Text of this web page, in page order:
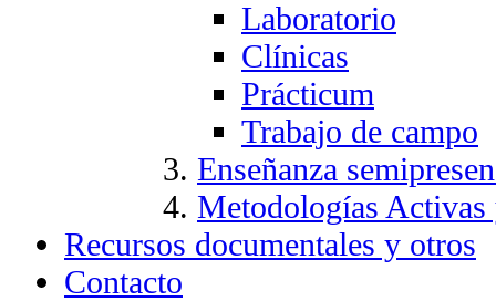
Laboratorio
Clínicas
Prácticum
Trabajo de campo
Enseñanza
Metodologías
Recursos documentales y otros
Contacto